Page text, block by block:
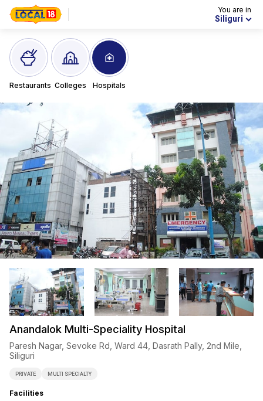
You are in
Siliguri
Restaurants Colleges Hospitals
Anandalok Multi-Speciality Hospital
Paresh Nagar, Sevoke Rd, Ward 44, Dasrath Pally, 2nd Mile,
Siliguri
PRIVATE MULTI SPECIALTY
Facilities